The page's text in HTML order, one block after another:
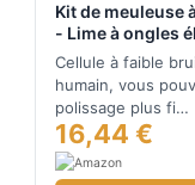
Kit de meuleuse
- Lime à ongles
vitesses pour
infirmiers,
Cellule à faible
humain, vous
polissage plus fi…
16,44 €